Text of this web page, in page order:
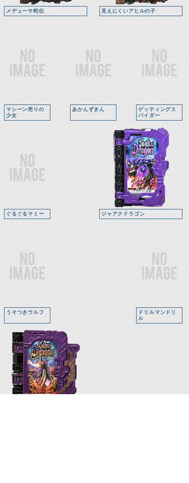
メデューサ蛇伝 見えにくいアヒルの子
マシーン売りの
少女
あかんずきん
ゲッティングス
パイダー
ぐるぐるマミー ジャアクドラゴン
うそつきウルフ
ドリルマンドリ
ル